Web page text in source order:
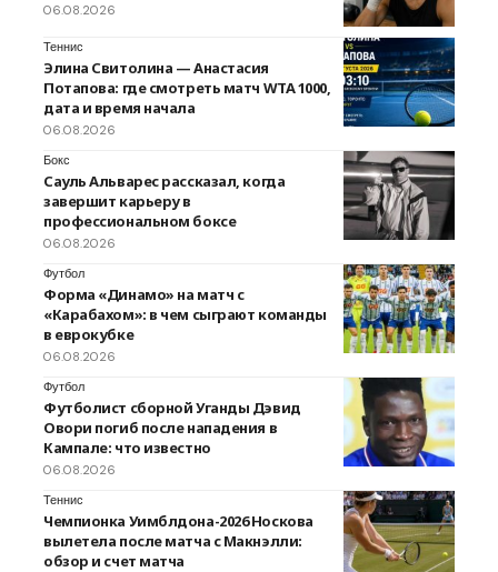
06.08.2026
Теннис
Элина Свитолина — Анастасия
Потапова: где смотреть матч WTA 1000,
дата и время начала
06.08.2026
Бокс
Сауль Альварес рассказал, когда
завершит карьеру в
профессиональном боксе
06.08.2026
Футбол
Форма «Динамо» на матч с
«Карабахом»: в чем сыграют команды
в еврокубке
06.08.2026
Футбол
Футболист сборной Уганды Дэвид
Овори погиб после нападения в
Кампале: что известно
06.08.2026
Теннис
Чемпионка Уимблдона-2026 Носкова
вылетела после матча с Макнэлли:
обзор и счет матча